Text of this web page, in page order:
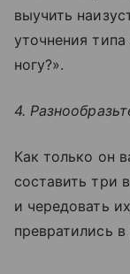
выучить
уточнения
ногу?».
4.
Как только он
составить три
и чередовать
превратились в